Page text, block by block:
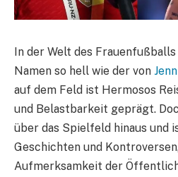
In der Welt des
Namen so hell wie der von
auf dem Feld ist Hermosos
und Belastbarkeit geprägt.
über das Spielfeld hinaus und
Geschichten und
Aufmerksamkeit der